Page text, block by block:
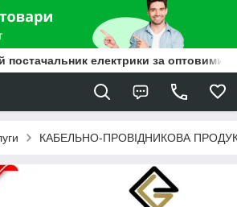
постачальник електрики за оптовими
КАБЕЛЬНО-ПРОВІДНИКОВА